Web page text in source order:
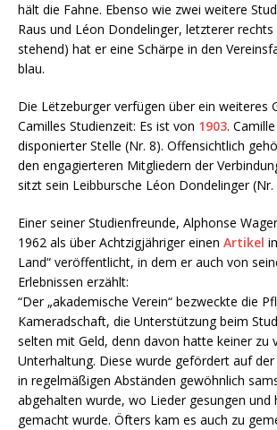
hält die Fahne. Ebenso wie zwei weitere
Raus und Léon Dondelinger, letzterer rechts
stehend) hat er eine Schärpe in den
blau.
Die Lëtzeburger verfügen über ein weiteres
Camilles Studienzeit: Es ist von 1903.
disponierter Stelle (Nr. 8). Offensichtlich
den engagierteren Mitgliedern der
sitzt sein Leibbursche Léon Dondelinger (Nr.
Einer seiner Studienfreunde, Alphonse
1962 als über Achtzigjähriger einen Artikel
Land“ veröffentlicht, in dem er auch von
Erlebnissen erzählt:
“Der „akademische Verein“ bezweckte die
Kameradschaft, die Unterstützung beim
selten mit Geld, denn davon hatte keiner zu
Unterhaltung. Diese wurde gefördert auf der
in regelmäßigen Abständen gewöhnlich
abgehalten wurde, wo Lieder gesungen und
gemacht wurde. Öfters kam es auch zu